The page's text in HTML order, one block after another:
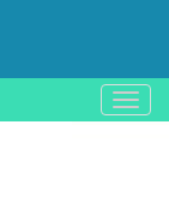
باز
و